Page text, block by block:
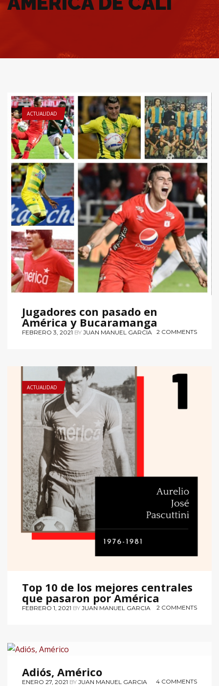
ACTUALIDAD
Jugadores con pasado en
América y Bucaramanga
FEBRERO 3, 2021 BY JUAN MANUEL GARCIA 2 COMMENTS
ACTUALIDAD
Top 10 de los mejores centrales
que pasaron por América
FEBRERO 1, 2021 BY JUAN MANUEL GARCIA 2 COMMENTS
Adiós, Américo
ENERO 27, 2021 BY JUAN MANUEL GARCIA 4 COMMENTS